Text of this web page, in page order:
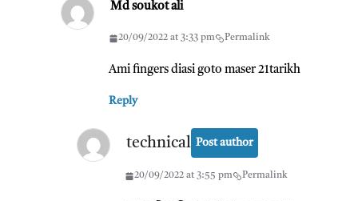
Md soukot ali
20/09/2022 at 3:33 pm Permalink
Ami fingers diasi goto maser 21tarikh
Reply
technical Post author
20/09/2022 at 3:55 pm Permalink